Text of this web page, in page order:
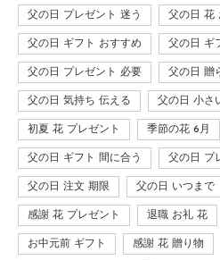
父の日 プレゼント 迷う 父の日 花
父の日 ギフト おすすめ 父の日 ギ
父の日 プレゼント 必要 父の日 贈
父の日 気持ち 伝える 父の日 小さ
初夏 花 プレゼント 季節の花 6月
父の日 ギフト 間に合う 父の日 プ
父の日 注文 期限 父の日 いつまで
感謝 花 プレゼント 退職 お礼 花
お中元前 ギフト 感謝 花 贈り物